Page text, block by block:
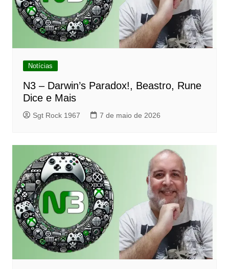
Notícias
N3 – Darwin’s Paradox!, Beastro, Rune
Dice e Mais
Sgt Rock 1967 7 de maio de 2026